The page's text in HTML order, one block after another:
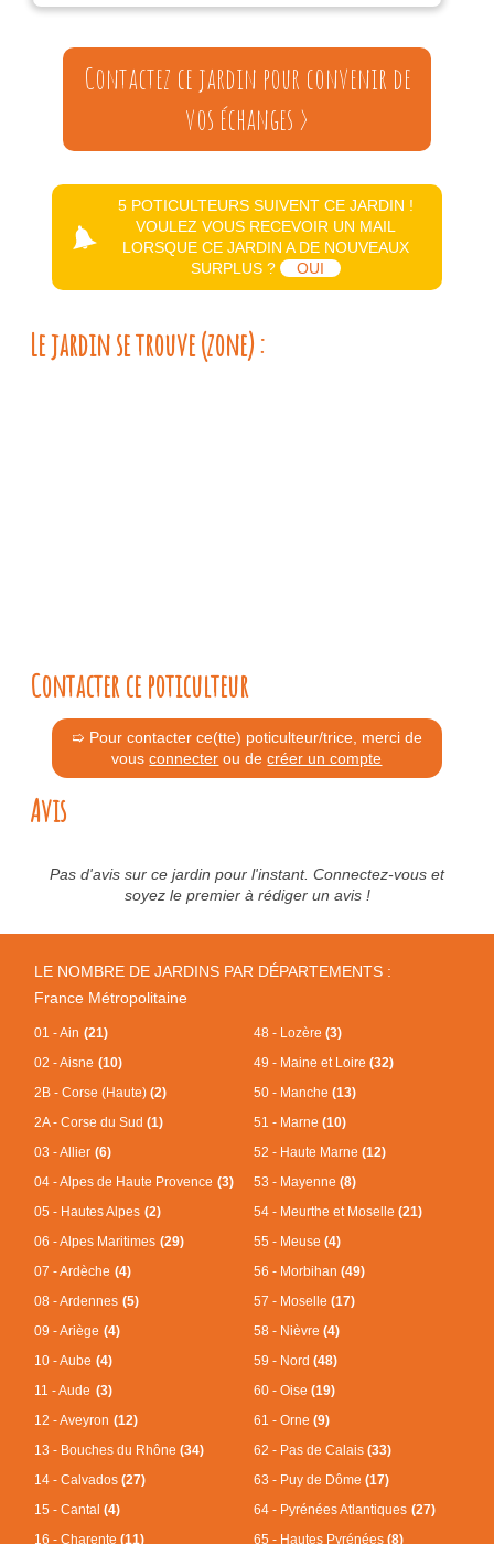
Contactez ce jardin pour convenir de
vos échanges >
5 POTICULTEURS SUIVENT CE JARDIN !
VOULEZ VOUS RECEVOIR UN MAIL
LORSQUE CE JARDIN A DE NOUVEAUX
SURPLUS ?
OUI
Le jardin se trouve (zone) :
Contacter ce poticulteur
➯ Pour contacter ce(tte) poticulteur/trice, merci de
vousconnecter ou decréer un compte
Avis
Pas d'avis sur ce jardin pour l'instant. Connectez-vous et
soyez le premier à rédiger un avis !
LE NOMBRE DE JARDINS PAR DÉPARTEMENTS :
France Métropolitaine
01 - Ain(21)
02 - Aisne(10)
2B - Corse (Haute)(2)
2A - Corse du Sud(1)
03 - Allier(6)
04 - Alpes de Haute Provence(3)
05 - Hautes Alpes(2)
06 - Alpes Maritimes(29)
07 - Ardèche(4)
08 - Ardennes(5)
09 - Ariège(4)
10 - Aube(4)
11 - Aude(3)
12 - Aveyron(12)
13 - Bouches du Rhône(34)
14 - Calvados(27)
15 - Cantal(4)
16 - Charente(11)
48 - Lozère (3)
49 - Maine et Loire (32)
50 - Manche (13)
51 - Marne (10)
52 - Haute Marne (12)
53 - Mayenne (8)
54 - Meurthe et Moselle (21)
55 - Meuse (4)
56 - Morbihan (49)
57 - Moselle (17)
58 - Nièvre (4)
59 - Nord (48)
60 - Oise (19)
61 - Orne (9)
62 - Pas de Calais (33)
63 - Puy de Dôme (17)
64 - Pyrénées Atlantiques (27)
65 - Hautes Pyrénées (8)